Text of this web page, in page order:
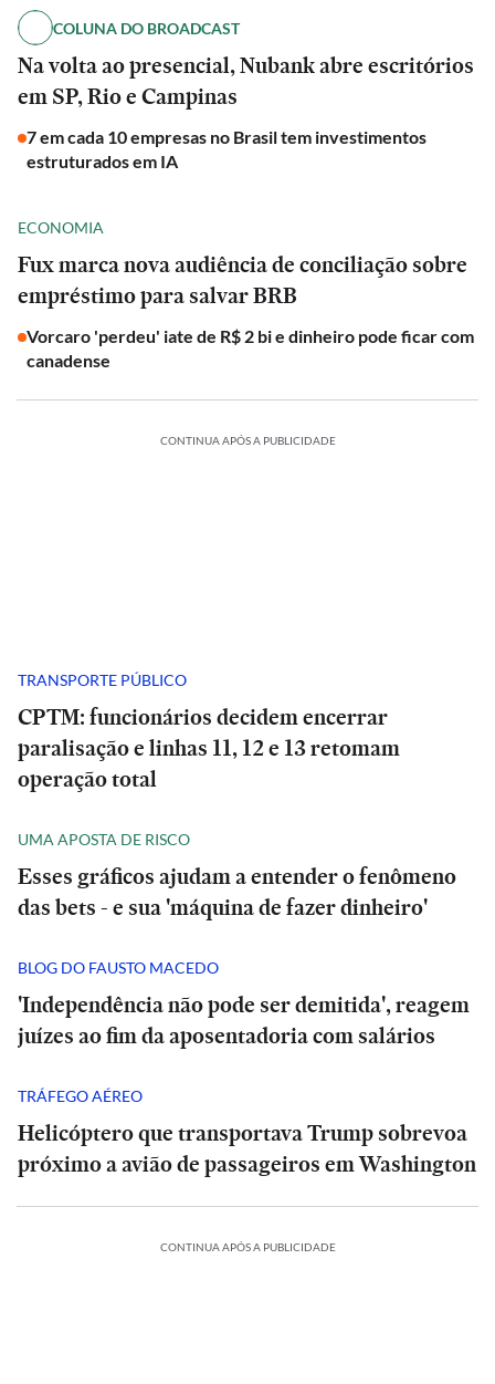
COLUNA DO BROADCAST
Na volta ao presencial, Nubank abre escritórios
em SP, Rio e Campinas
7 em cada 10 empresas no Brasil tem investimentos
estruturados em IA
ECONOMIA
Fux marca nova audiência de conciliação sobre
empréstimo para salvar BRB
Vorcaro 'perdeu' iate de R$ 2 bi e dinheiro pode ficar com
canadense
CONTINUA APÓS A PUBLICIDADE
TRANSPORTE PÚBLICO
CPTM: funcionários decidem encerrar
paralisação e linhas 11, 12 e 13 retomam
operação total
UMA APOSTA DE RISCO
Esses gráficos ajudam a entender o fenômeno
das bets - e sua 'máquina de fazer dinheiro'
BLOG DO FAUSTO MACEDO
'Independência não pode ser demitida', reagem
juízes ao fim da aposentadoria com salários
TRÁFEGO AÉREO
Helicóptero que transportava Trump sobrevoa
próximo a avião de passageiros em Washington
CONTINUA APÓS A PUBLICIDADE